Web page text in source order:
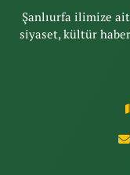
Şanlıurfa ilimize
siyaset, kültür